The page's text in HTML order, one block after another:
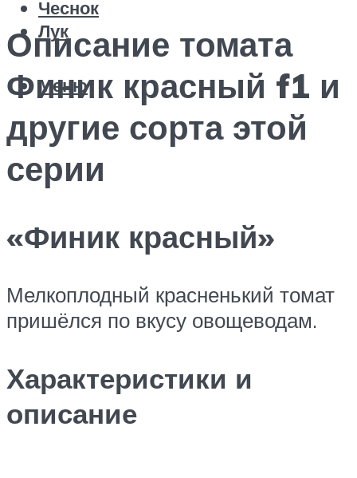
Чеснок
Лук
Меню
Описание томата
Финик красный f1 и
другие сорта этой
серии
«Финик красный»
Мелкоплодный красненький томат
пришёлся по вкусу овощеводам.
Характеристики и
описание